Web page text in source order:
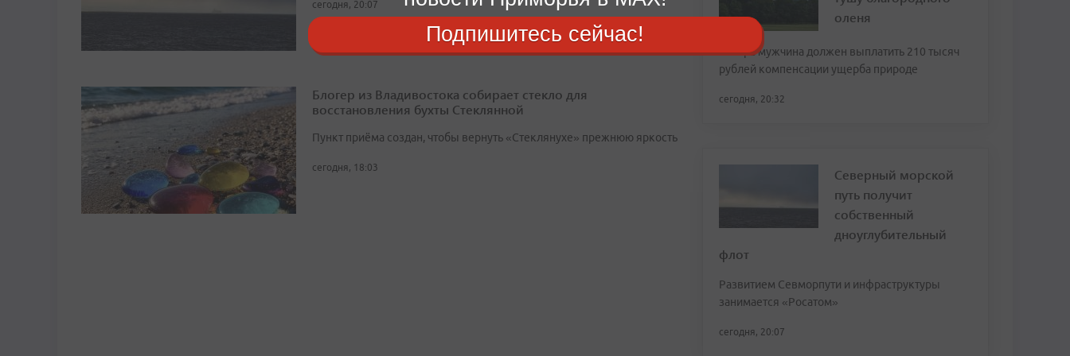
сегодня, 20:07
Блогер из Владивостока собирает стекло для
восстановления бухты Стеклянной
Пункт приёма создан, чтобы вернуть «Стеклянухе» прежнюю яркость
сегодня, 18:03
оленя
Теперь мужчина должен выплатить 210 тысяч
рублей компенсации ущерба природе
сегодня, 20:32
Северный морской
путь получит
собственный
дноуглубительный
флот
Развитием Севморпути и инфраструктуры
занимается «Росатом»
сегодня, 20:07
Подпишитесь сейчас!